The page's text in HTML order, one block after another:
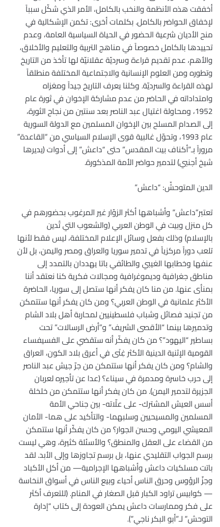
أخفقت هذه الأنظمة والنخب بالكامل، الأمر الذي شكّل سبباً
لإخفاق الحواضر بالكامل. بكلمات أخرى: تكمن الإشكالية في
منح الأديان شرعية الحضور في الحياة السياسية العامة، وعدم
تحييدها بالكامل خصوصاً في مناهج التربية والتعليم والأخلاق،
والأهم، عدم تقديم قراءة وسرديّة عقلانيّة لها تأخذ من التاريخ
وتطوره ومن العلوم الإنسانية والاجتماعية المختلفة منطلقاً
لهذه القراءة والسرديّة. وكلنا يعرف التاريخ جيداً ومغزاه
وامتداداته في الحاضر من عدم مشاركة الإخوان في ثورة عام
1952، ومحاولة اغتيال عبد الناصر بعد سنتين من نجاح الثورة،
إلى الصدام المسلح بين الإخوان المسلمين مع الدولة السورية
عام 1993، وتحوّل غالبية قوى الإسلام السياسي من “القاعدة”
مروراً بـ”أكناف بيت المقدس” حتى “داعش” إلى أدوات (يديرها
شيخ أجنبي) لتدمير حواضر الأمة المذكورة.
الدين المتوحشّ: “داعش”
تعتبر”داعش” وأشباهها أكثر الزوّار غير المرغوب بحضورهم في
كل منزل وبيت في الوطن العربي (والشعوب التي تُدين
بالإسلام) وذلك بفعل وسائل الإعلام المختلفة، ليس فقط لأنها
تلعب دوراً مركزياً في تدمير سوريا والعراق ومصر واليمن، بل لأن
عنفها وخطابها الغيبي والطائفي باتا يهددان بالتمدد إلى
مناطق جغرافية وديموغرافية ومجالات فكرية كنا نعتقد أننا
بمنأى عنها. من منا كان يفكر أنها ستصل إلى سوريا، الحاضرة
الأكثر علمانية في الوطن العربي؟ ومن كان يفكر أنها ستتمكن
من تجنيد فصائل وشباب فلسطينيين لمحاربة أهل بلاد الشام
وتدميرها بينما “الأقصى الشريف” و”أرض الرسالات” تحت
بساطير “اليهود”؟ من كان يفكّر أنه ستقضي على الفسيفساء
القومية الإثنية الدينية الأكثر غِنًى في أعرق بلاد الكون، العراق
والشام؟ ومن كان يفكر أنها ستتمكن من جرّ جيش عبد الناصر
إلى حرب خاسرة ومدمرة في سيناء؟ (عدا عن تأجيره لعربان
الجزيرة لتدمير اليمن). من كان يفكر أنها ستتمكن من خلخلة
أسس العيش المشترك- على علّاته- بين جناحي الأمة
المسلمين والمسيحيين وسلبهما- والتأكيد على هما- الأمان
المعيشي اليومي وحسن الجوار؟ من كان يفكّر أنها ستتمكن
من القضاء على العقل والمنطق؟ والأسئلة كثيرة، وهي ليست
برسم الجواب التقليدي عنها، بل برسم تجاوزها وإلى الأبد. لقد
باتت مسلكيات داعش وأشباهها الإجرامية— من أكل الأكباد
وجزّ الرؤوس وحرق الناس أحياء وبيع الناس في أسواق النخاسة
— كوابيس تراود الكبار قبل الصغار في المنام. (للتعرف أكثر
على فكر وممارسات داعش يمكن العودة إلى كتاب “إدارة
التوحش” لـ”أبو البكر ناجي”).